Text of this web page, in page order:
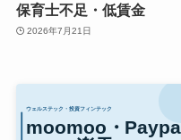
保育士不足・低賃金
2026年7月21日